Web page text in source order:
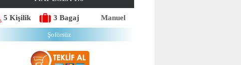
5 Kişilik 3 Bagaj Manuel
Şoförsüz